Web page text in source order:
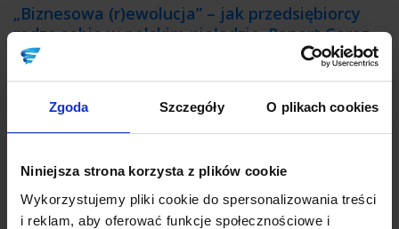
Zgoda Szczegóły O plikach cookies
Niniejsza strona korzysta z plików cookie
Wykorzystujemy pliki cookie do spersonalizowania treści
i reklam, aby oferować funkcje społecznościowe i
„Biznesowa (r)ewolucja” – jak przedsiębiorcy
radzą sobie w polskim nieładzie. Raport Coraz
Lepszej Firmy
Autor:Martyna Kosienkowska
Jak udaje Ci się prowadzić firmę w bałaganie, niepewności,
absurdach prawnych? Co planujesz w obliczu inflacji, trudnej
próbują działać na różne sposoby, ale większość z nich łączy
zmęczeni.